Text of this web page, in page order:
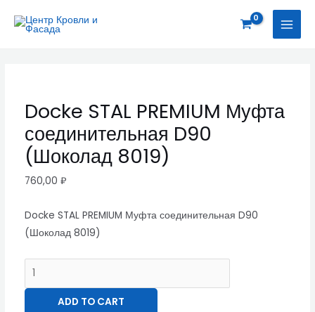
Docke STAL PREMIUM Муфта
соединительная D90
(Шоколад 8019)
760,00 ₽
Docke STAL PREMIUM Муфта соединительная D90
(Шоколад 8019)
STAL
(Шоколад
8019)
quantity
ADD TO CART